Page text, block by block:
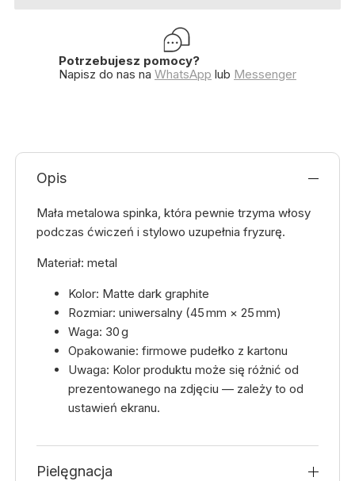
Potrzebujesz pomocy?
Napisz do nas na WhatsApp lub Messenger
Opis
Mała metalowa spinka, która pewnie trzyma włosy
podczas ćwiczeń i stylowo uzupełnia fryzurę.
Materiał: metal
Kolor: Matte dark graphite
Rozmiar: uniwersalny (45 mm × 25 mm)
Waga: 30 g
Opakowanie: firmowe pudełko z kartonu
Uwaga: Kolor produktu może się różnić od
prezentowanego na zdjęciu — zależy to od
ustawień ekranu.
Pielęgnacja